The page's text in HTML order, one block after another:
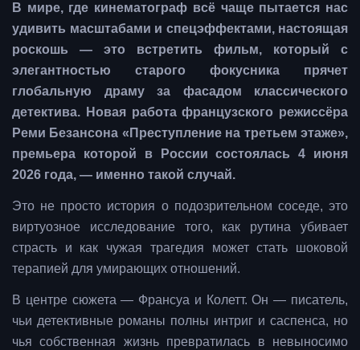
В мире, где кинематограф всё чаще пытается нас
удивить масштабами и спецэффектами, настоящая
роскошь — это встретить фильм, который с
элегантностью старого фокусника прячет
глобальную драму за фасадом классического
детектива. Новая работа французского режиссёра
Реми Безансона «Преступление на третьем этаже»,
премьера которой в России состоялась 4 июня
2026 года, — именно такой случай.
Это не просто история о подозрительном соседе, это
виртуозное исследование того, как рутина убивает
страсть и как чужая трагедия может стать шоковой
терапией для умирающих отношений.
В центре сюжета — Франсуа и Колетт. Он — писатель,
чьи детективные романы полны интриг и саспенса, но
чья собственная жизнь превратилась в невыносимо